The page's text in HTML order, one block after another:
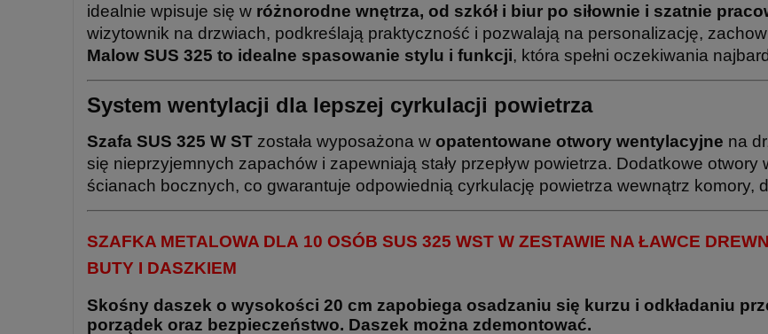
idealnie wpisuje się w różnorodne wnętrza, od szkół i biur po siłownie i szatnie
wizytownik na drzwiach, podkreślają praktyczność i pozwalają na personalizację,
Malow SUS 325 to idealne spasowanie stylu i funkcji, która spełni oczekiwania
System wentylacji dla lepszej cyrkulacji powietrza
Szafa SUS 325 W ST została wyposażona w opatentowane otwory wentylacyjne na
się nieprzyjemnych zapachów i zapewniają stały przepływ powietrza. Dodatkowe
ścianach bocznych, co gwarantuje odpowiednią cyrkulację powietrza wewnątrz komory,
SZAFKA METALOWA DLA 10 OSÓB SUS 325 WST W ZESTAWIE NA ŁAWCE
BUTY I DASZKIEM
Skośny daszek o wysokości 20 cm zapobiega osadzaniu się kurzu i odkładaniu
porządek oraz bezpieczeństwo. Daszek można zdemontować.